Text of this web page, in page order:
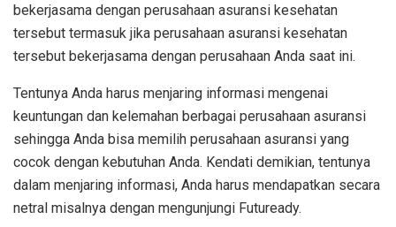
bekerjasama dengan perusahaan asuransi kesehatan
tersebut termasuk jika perusahaan asuransi kesehatan
tersebut bekerjasama dengan perusahaan Anda saat ini.
Tentunya Anda harus menjaring informasi mengenai
keuntungan dan kelemahan berbagai perusahaan asuransi
sehingga Anda bisa memilih perusahaan asuransi yang
cocok dengan kebutuhan Anda. Kendati demikian, tentunya
dalam menjaring informasi, Anda harus mendapatkan secara
netral misalnya dengan mengunjungi Futuready.